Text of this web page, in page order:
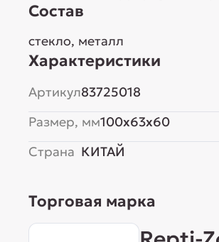
Состав
стекло, металл
Характеристики
Артикул83725018
Размер, мм100x63x60
Страна КИТАЙ
Торговая марка